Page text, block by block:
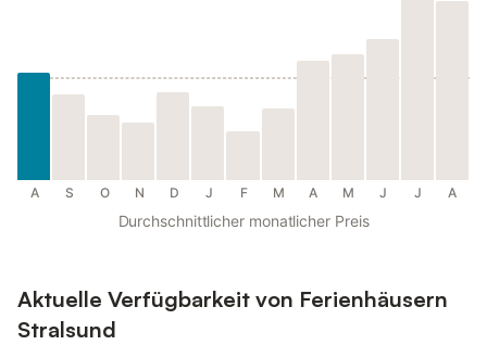
A S O N D J F M A M J J A
Durchschnittlicher monatlicher Preis
Aktuelle Verfügbarkeit von Ferienhäusern
Stralsund